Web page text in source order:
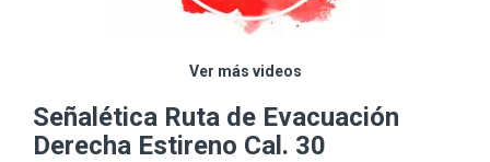
Ver más videos
Señalética Ruta de Evacuación
Derecha Estireno Cal. 30